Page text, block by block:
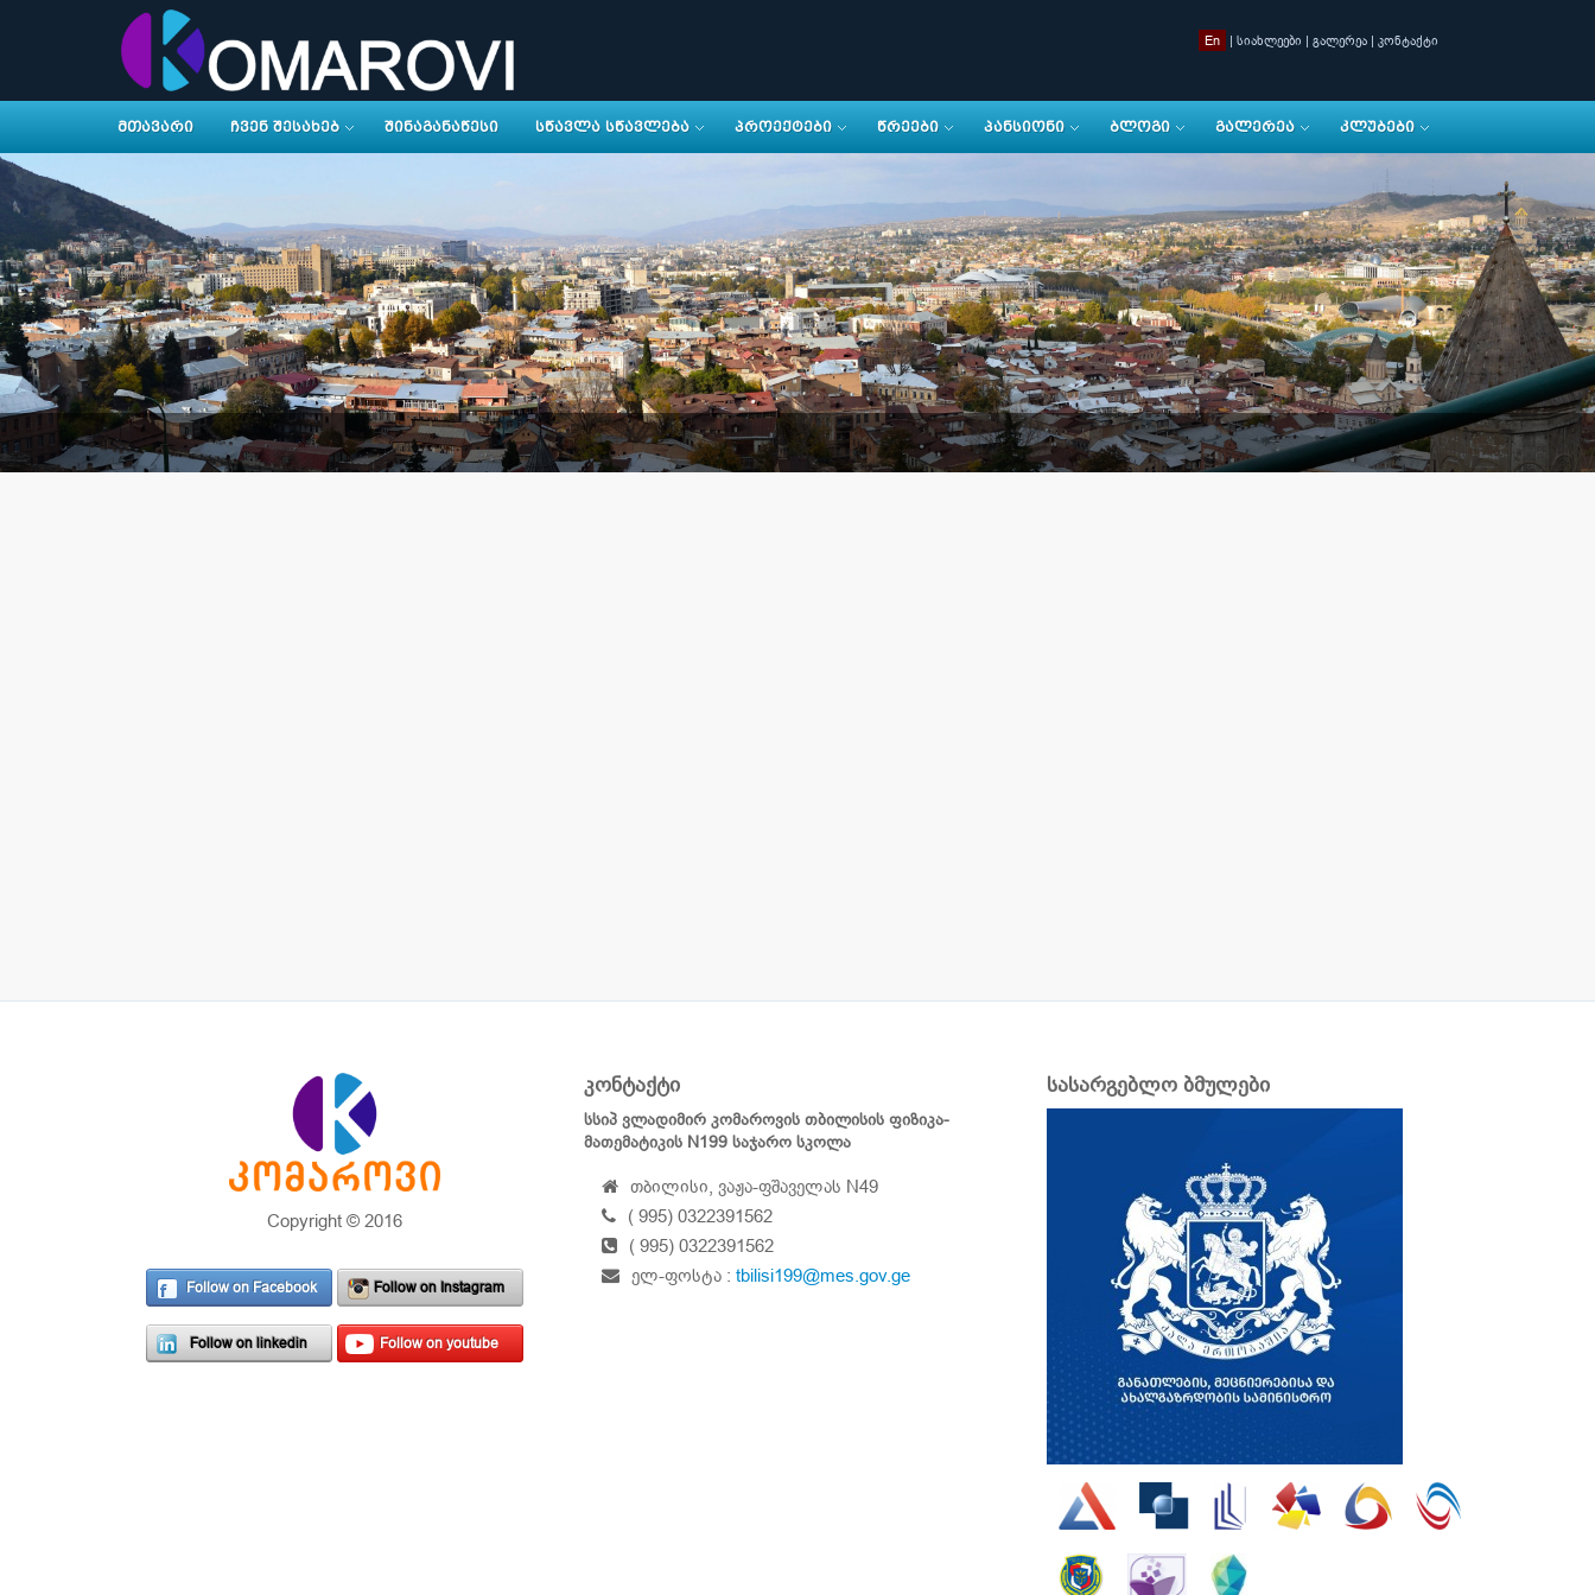
En | სიახლეები | გალერეა | კონტაქტი
ᲛᲗᲐᲕᲐᲠᲘ ᲩᲕᲔᲜ ᲨᲔᲡᲐᲮᲔᲑ ᲨᲘᲜᲐᲒᲐᲜᲐᲬᲔᲡᲘ ᲡᲬᲐᲕᲚᲐ ᲡᲬᲐᲕᲚᲔᲑᲐ ᲞᲠᲝᲔᲥᲢᲔᲑᲘ ᲬᲠᲔᲔᲑᲘ ᲞᲐᲜᲡᲘᲝᲜᲘ ᲑᲚᲝᲒᲘ ᲒᲐᲚᲔᲠᲔᲐ ᲙᲚᲣᲑᲔᲑᲘ
Copyright © 2016
Follow on Facebook Follow on Instagram
Follow on linkedin Follow on youtube
კონტაქტი
სსიპ ვლადიმირ კომაროვის თბილისის ფიზიკა-
მათემატიკის N199 საჯარო სკოლა
თბილისი, ვაჟა-ფშაველას N49
( 995) 0322391562
( 995) 0322391562
ელ-ფოსტა : tbilisi199@mes.gov.ge
სასარგებლო ბმულები